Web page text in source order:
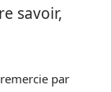
savoir,
par